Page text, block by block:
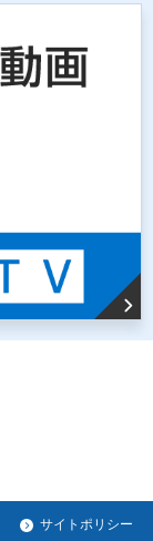
サイトポリシー